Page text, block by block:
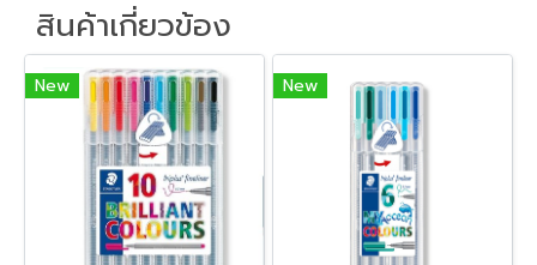
สินค้าเกี่ยวข้อง
New New